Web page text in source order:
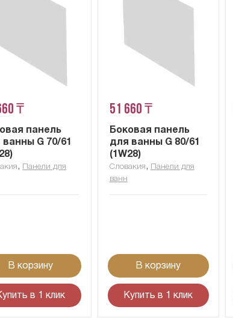
₸
панель
G 70/61
, Панели для
В корзину
в 1 клик
51 660 ₸
Боковая панель
для ванны G 80/61
(1W28)
Словакия ,
Панели для
ванн
В корзину
Купить в 1 клик